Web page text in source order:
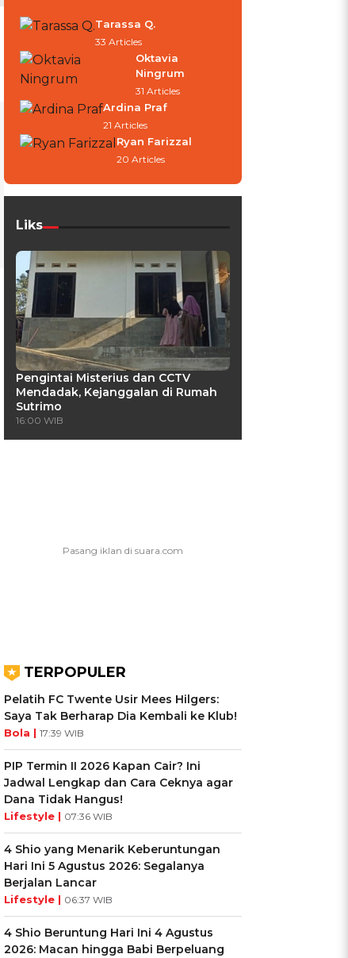
Tarassa Q.
33 Articles
Oktavia
Ningrum
31 Articles
Ardina Praf
21 Articles
Ryan Farizzal
20 Articles
Liks
Pengintai Misterius dan CCTV
Mendadak, Kejanggalan di Rumah
Sutrimo
16:00 WIB
TERPOPULER
Pelatih FC Twente Usir Mees Hilgers:
Saya Tak Berharap Dia Kembali ke Klub!
Bola | 17:39 WIB
PIP Termin II 2026 Kapan Cair? Ini
Jadwal Lengkap dan Cara Ceknya agar
Dana Tidak Hangus!
Lifestyle | 07:36 WIB
4 Shio yang Menarik Keberuntungan
Hari Ini 5 Agustus 2026: Segalanya
Berjalan Lancar
Lifestyle | 06:37 WIB
4 Shio Beruntung Hari Ini 4 Agustus
2026: Macan hingga Babi Berpeluang